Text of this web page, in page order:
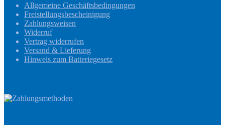
Allgemeine Geschäftsbedingungen
Freistellungsbescheinigung
Zahlungsweisen
Widerruf
Vertrag widerrufen
Versand & Lieferung
Hinweis zum Batteriegesetz